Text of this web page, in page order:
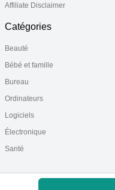
Affiliate Disclaimer
Catégories
Beauté
Bébé et famille
Bureau
Ordinateurs
Logiciels
Électronique
Santé